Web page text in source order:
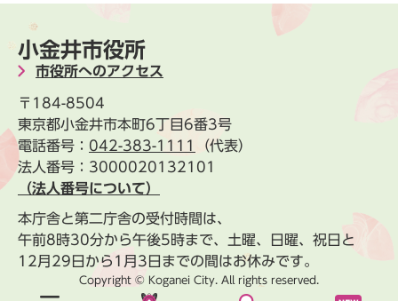
小金井市役所
市役所へのアクセス
〒184-8504
東京都小金井市本町6丁目6番3号
電話番号： 042-383-1111
（代表）
法人番号：3000020132101
（法人番号について）
本庁舎と第二庁舎の受付時間は、
午前8時30分から午後5時まで、土曜、日曜、祝日と
12月29日から1月3日までの間はお休みです。
Copyright © Koganei City. All rights reserved.